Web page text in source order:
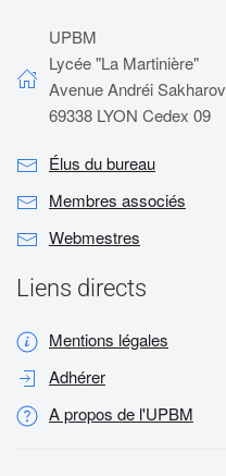
UPBM
Lycée "La Martinière"
Avenue Andréi Sakharov
69338 LYON Cedex 09
Élus du bureau
Membres associés
Webmestres
Liens directs
Mentions légales
Adhérer
A propos de l'UPBM